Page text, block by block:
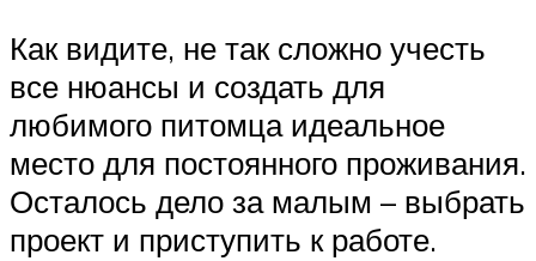
Как видите, не так сложно учесть
все нюансы и создать для
любимого питомца идеальное
место для постоянного проживания.
Осталось дело за малым – выбрать
проект и приступить к работе.